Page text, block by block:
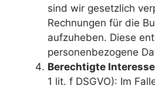
sind wir gesetzlich
Rechnungen für die
aufzuheben. Diese
personenbezogene
Berechtigte
1 lit. f DSGVO): Im